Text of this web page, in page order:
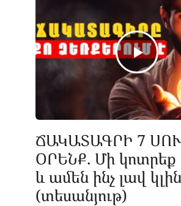
ՃԱԿԱՏԱԳՐԻ 7
ՕՐԵՆՔ. Մի կոտրեք
և ամեն ինչ լավ
(տեսանյութ)